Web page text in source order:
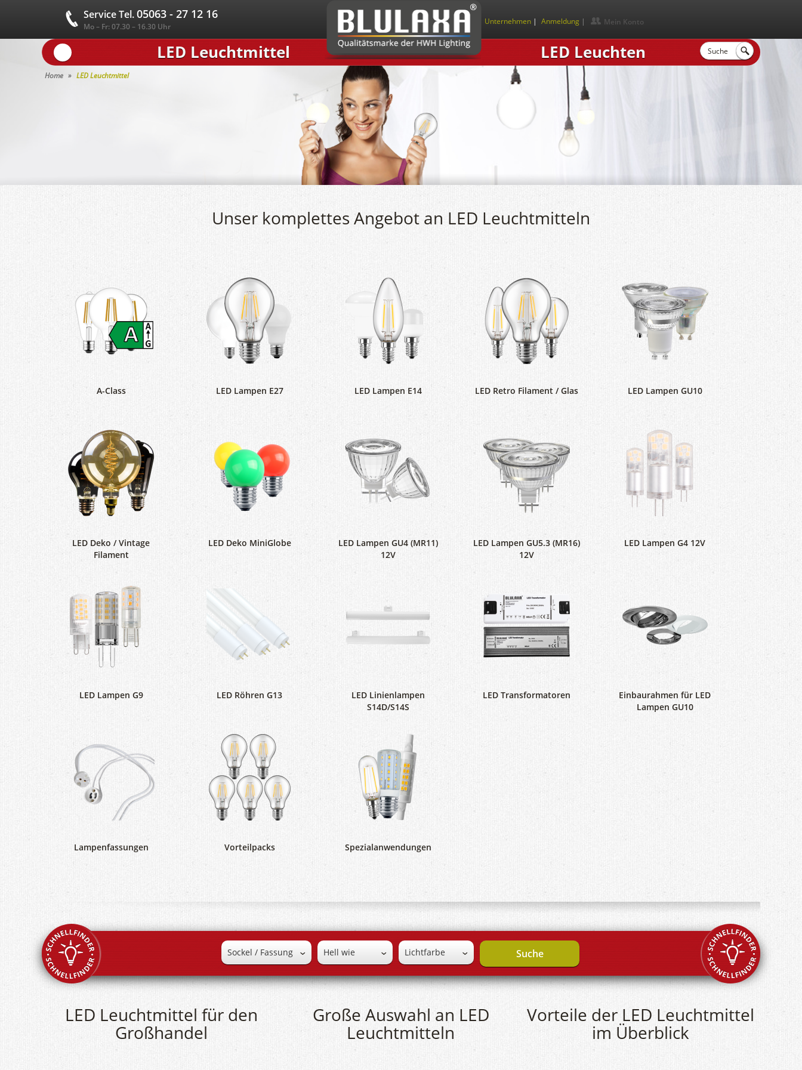
Service Tel.05063 - 27 12 16
Mo – Fr: 07.30 – 16.30 Uhr
Unternehmen Anmeldung | Mein Konto
LED Leuchtmittel LED Leuchten
Home LED Leuchtmittel
Unser komplettes Angebot an LED Leuchtmitteln
A-Class LED Lampen E27 LED Lampen E14 LED Retro Filament / Glas LED Lampen GU10
LED Deko / Vintage
Filament
LED Deko MiniGlobe
LED Lampen GU4 (MR11)
12V
LED Lampen GU5.3 (MR16)
12V
LED Lampen G4 12V
LED Lampen G9 LED Röhren G13
LED Linienlampen
S14D/S14S
LED Transformatoren
Einbaurahmen für LED
Lampen GU10
Lampenfassungen Vorteilpacks Spezialanwendungen
Suche
LED Leuchtmittel für den
Großhandel
Große Auswahl an LED
Leuchtmitteln
Vorteile der LED Leuchtmittel
im Überblick